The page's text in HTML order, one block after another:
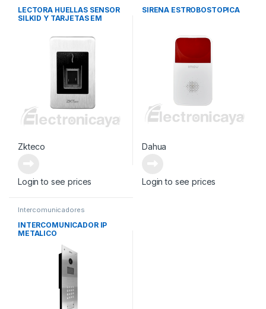
LECTORA HUELLAS SENSOR
SILKID Y TARJETAS EM
Zkteco
Login to see prices
SIRENA ESTROBOSTOPICA
Dahua
Login to see prices
Intercomunicadores
INTERCOMUNICADOR IP
METALICO